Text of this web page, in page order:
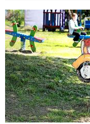
Карная псыхіятрыя
КПЧ ААН
Культурныя правы
ЛПП
Мігранты